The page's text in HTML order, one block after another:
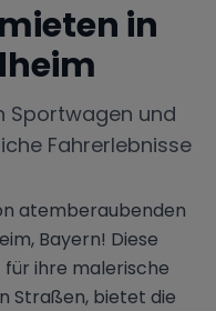
in
Sportwagen und
Fahrerlebnisse
atemberaubenden
Bayern! Diese
ihre malerische
Straßen, bietet die